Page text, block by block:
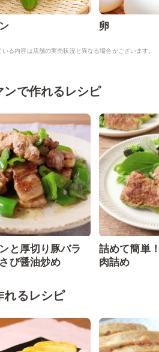
卵
る内容は店舗の実売状況と異なる場合がございます。
ンで作れるレシピ
と厚切り豚バラ
び醤油炒め
詰めて簡単
肉詰め
れるレシピ